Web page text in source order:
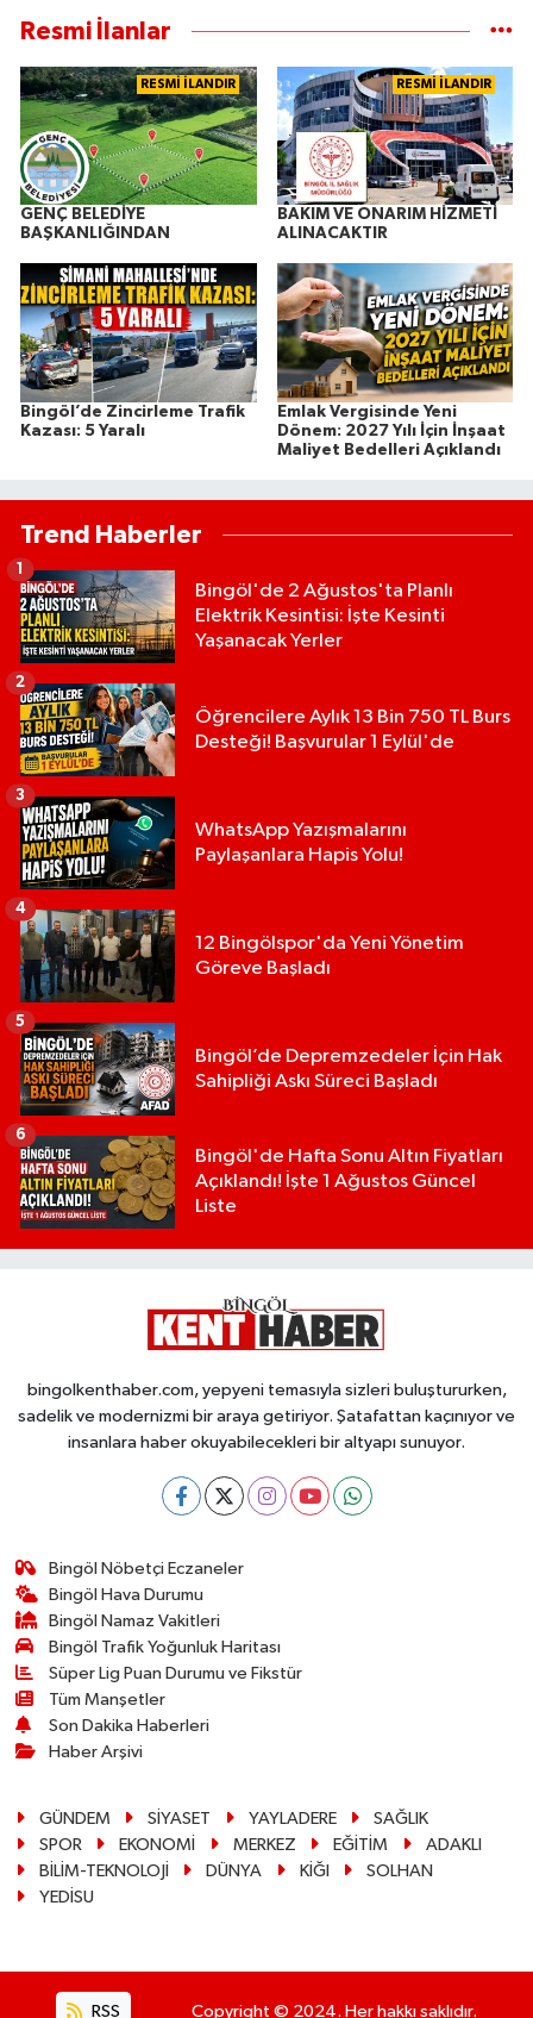
Resmi İlanlar
RESMİ İLANDIR
GENÇ BELEDİYE
BAŞKANLIĞINDAN
RESMİ İLANDIR
BAKIM VE ONARIM HİZMETİ
ALINACAKTIR
Bingöl’de Zincirleme Trafik
Kazası: 5 Yaralı
Emlak Vergisinde Yeni
Dönem: 2027 Yılı İçin İnşaat
Maliyet Bedelleri Açıklandı
Trend Haberler
Bingöl'de 2 Ağustos'ta Planlı
Elektrik Kesintisi: İşte Kesinti
Yaşanacak Yerler
1
Öğrencilere Aylık 13 Bin 750 TL Burs
Desteği! Başvurular 1 Eylül'de
2
WhatsApp Yazışmalarını
Paylaşanlara Hapis Yolu!
3
12 Bingölspor'da Yeni Yönetim
Göreve Başladı
4
Bingöl’de Depremzedeler İçin Hak
Sahipliği Askı Süreci Başladı
5
Bingöl'de Hafta Sonu Altın Fiyatları
Açıklandı! İşte 1 Ağustos Güncel
Liste
6
bingolkenthaber.com, yepyeni temasıyla sizleri buluştururken,
sadelik ve modernizmi bir araya getiriyor. Şatafattan kaçınıyor ve
insanlara haber okuyabilecekleri bir altyapı sunuyor.
Bingöl Nöbetçi Eczaneler
Bingöl Hava Durumu
Bingöl Namaz Vakitleri
Bingöl Trafik Yoğunluk Haritası
Süper Lig Puan Durumu ve Fikstür
Tüm Manşetler
Son Dakika Haberleri
Haber Arşivi
GÜNDEM SİYASET YAYLADERE
SAĞLIK
SPOR
EKONOMİ MERKEZ EĞİTİM
ADAKLI
BİLİM-TEKNOLOJİ
DÜNYA KİĞI
SOLHAN
YEDİSU
RSS Copyright © 2024. Her hakkı saklıdır.